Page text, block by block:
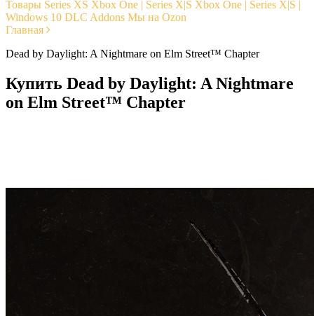
Товары Series XS Xbox One | Series X|S Xbox One | Series X|S |
Windows 10 DLC Addons Мы на Ozon
Главная
Dead by Daylight: A Nightmare on Elm Street™ Chapter
Купить Dead by Daylight: A Nightmare
on Elm Street™ Chapter